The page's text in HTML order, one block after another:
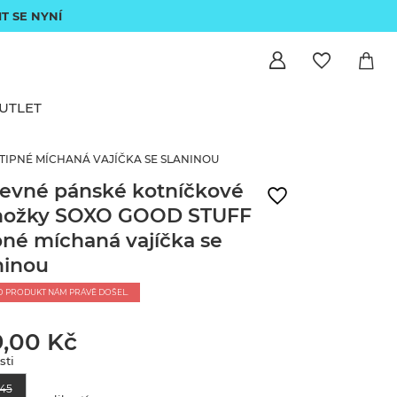
SE NYNÍ
MÍCHANÁ VAJÍČKA SE SLANINOU
pánské kotníčkové
SOXO GOOD STUFF
míchaná vajíčka se
PRODUKT NÁM PRÁVĚ DOŠEL.
Kč